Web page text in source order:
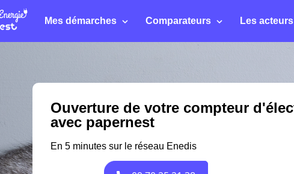
Mes démarches Comparateurs Les acteurs